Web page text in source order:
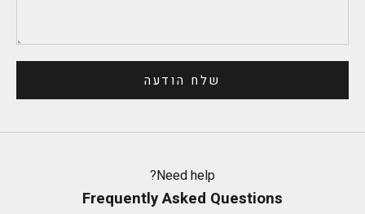
שלח הודעה
Need help?
Frequently Asked Questions